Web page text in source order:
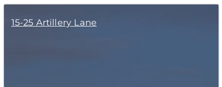
15-25 Artillery Lane